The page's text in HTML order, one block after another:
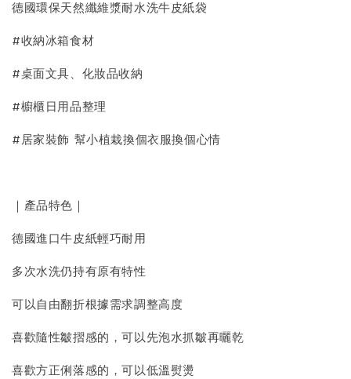
德國環保天然纖維漿耐水洗牛皮紙袋
#收納冰箱食材
#桌面文具、化妝品收納
#櫥櫃日用品整理
#居家裝飾 幫小植栽換個衣服換個心情
｜產品特色｜
德國進口牛皮紙輕巧耐用
多次水洗仍持有原有特性
可以自由翻折根據需求調整高度
喜歡隨性皺摺感的，可以先泡水抓皺再曬乾
喜歡方正俐落感的，可以低溫熨燙